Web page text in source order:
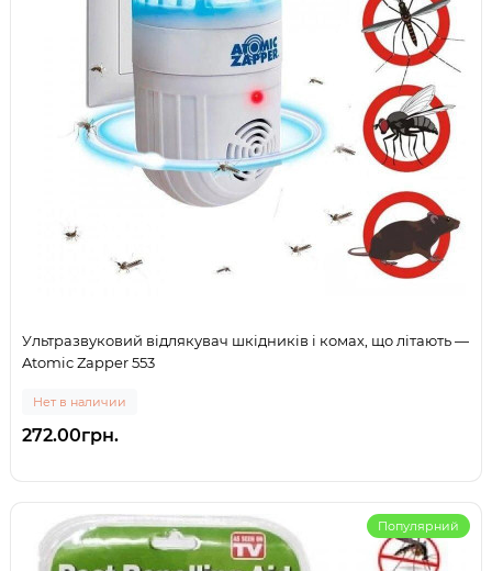
Ультразвуковий відлякувач шкідників і комах, що літають —
Atomic Zapper 553
Нет в наличии
272.00грн.
Популярний